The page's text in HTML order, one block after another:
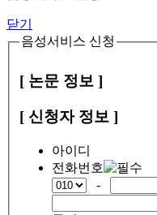
닫기
음성서비스 신청
[ 논문 정보 ]
[ 신청자 정보 ]
아이디
전화번호
-